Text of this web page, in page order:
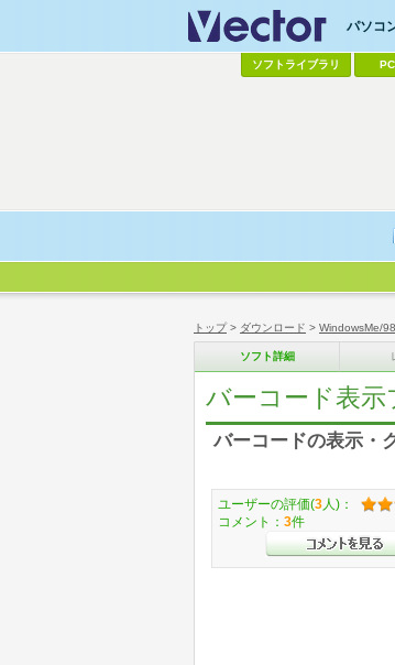
トップ> ダウンロード > WindowsMe/
ソフト詳細
バーコード表
バーコードの表示・
ユーザーの評価(3 人)：
コメント： 3件
パソコ
ソフトライブラリ